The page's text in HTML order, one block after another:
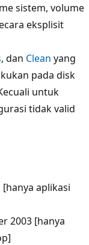
sistem, volume
eksplisit
, dan Clean yang
pada disk
untuk
tidak valid
aplikasi
2003 [hanya